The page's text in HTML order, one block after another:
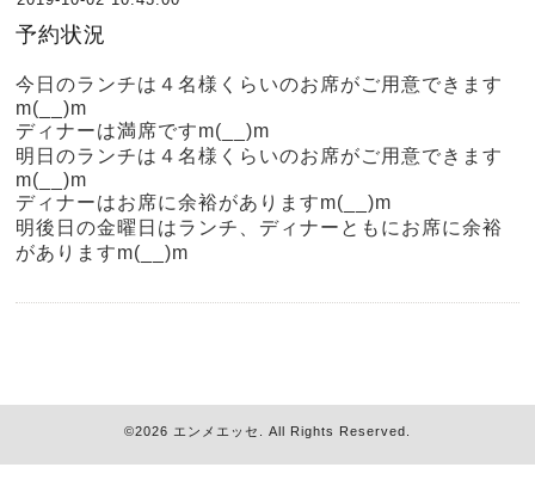
予約状況
今日のランチは４名様くらいのお席がご用意できます
m(__)m
ディナーは満席ですm(__)m
明日のランチは４名様くらいのお席がご用意できます
m(__)m
ディナーはお席に余裕がありますm(__)m
明後日の金曜日はランチ、ディナーともにお席に余裕
がありますm(__)m
©2026 エンメエッセ . All Rights Reserved.